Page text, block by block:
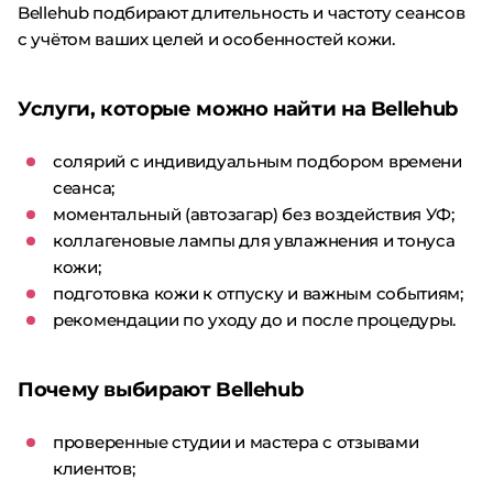
Bellehub подбирают длительность и частоту сеансов
с учётом ваших целей и особенностей кожи.
Услуги, которые можно найти на Bellehub
солярий с индивидуальным подбором времени
сеанса;
моментальный (автозагар) без воздействия УФ;
коллагеновые лампы для увлажнения и тонуса
кожи;
подготовка кожи к отпуску и важным событиям;
рекомендации по уходу до и после процедуры.
Почему выбирают Bellehub
проверенные студии и мастера с отзывами
клиентов;